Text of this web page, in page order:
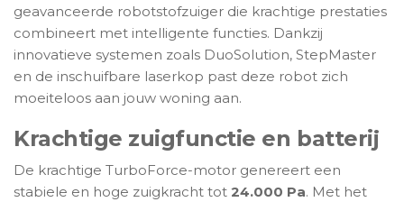
geavanceerde robotstofzuiger die krachtige prestaties
combineert met intelligente functies. Dankzij
innovatieve systemen zoals DuoSolution, StepMaster
en de inschuifbare laserkop past deze robot zich
moeiteloos aan jouw woning aan.
Krachtige zuigfunctie en batterij
De krachtige TurboForce-motor genereert een
stabiele en hoge zuigkracht tot 24.000 Pa. Met het